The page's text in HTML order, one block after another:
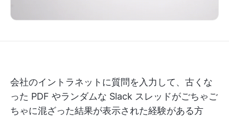
会社のイントラネットに質問を入力して、古くな
った PDF やランダムな Slack スレッドがごちゃご
ちゃに混ざった結果が表示された経験がある方